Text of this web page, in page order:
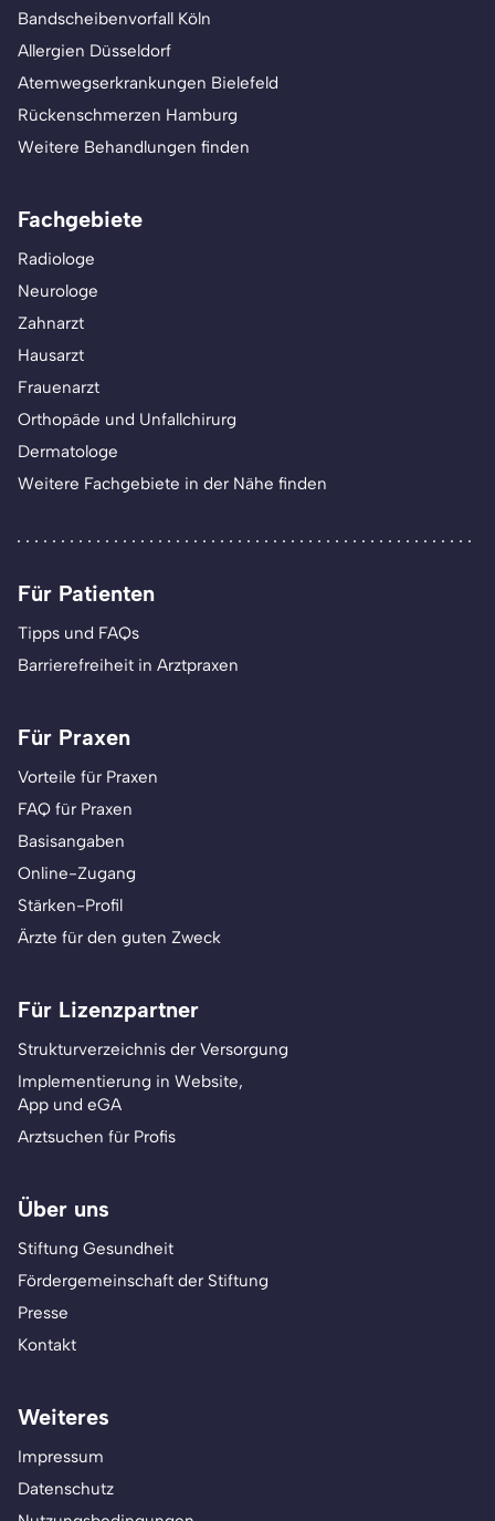
Bandscheibenvorfall Köln
Allergien Düsseldorf
Atemwegserkrankungen Bielefeld
Rückenschmerzen Hamburg
Weitere Behandlungen finden
Fachgebiete
Radiologe
Neurologe
Zahnarzt
Hausarzt
Frauenarzt
Orthopäde und Unfallchirurg
Dermatologe
Weitere Fachgebiete in der Nähe finden
Für Patienten
Tipps und FAQs
Barrierefreiheit in Arztpraxen
Für Praxen
Vorteile für Praxen
FAQ für Praxen
Basisangaben
Online-Zugang
Stärken-Profil
Ärzte für den guten Zweck
Für Lizenzpartner
Strukturverzeichnis der Versorgung
Implementierung in Website,
App und eGA
Arztsuchen für Profis
Über uns
Stiftung Gesundheit
Fördergemeinschaft der Stiftung
Presse
Kontakt
Weiteres
Impressum
Datenschutz